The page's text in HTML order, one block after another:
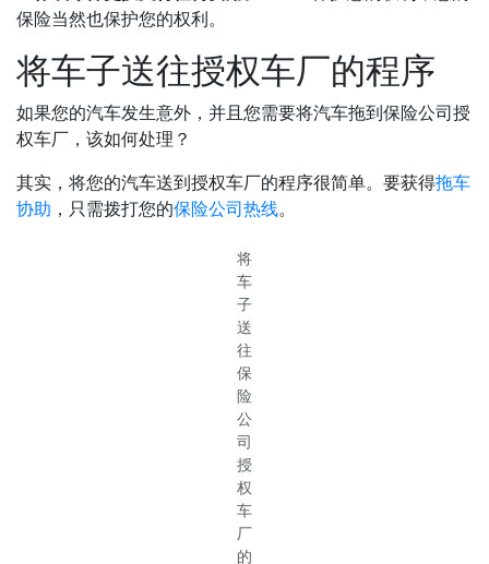
保险当然也保护您的权利。
将车子送往授权车厂的程序
如果您的汽车发生意外，并且您需要将汽车拖到保险公司授
权车厂，该如何处理？
其实，将您的汽车送到授权车厂的程序很简单。要获得拖车
协助 ，只需拨打您的保险公司热线。
将
车
子
送
往
保
险
公
司
授
权
车
厂
的